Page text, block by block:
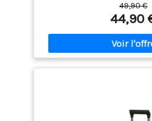
doubles pivotantes pour
couleur : noir. PRATIQUE: La
offre jusqu'à 25% de
avec des fermetures éclair
télescopique pour une
(s'étend jusqu'à 54,5cm).
valise avec un intérieur
totales (roulettes comprises):
49,90 €
44,90